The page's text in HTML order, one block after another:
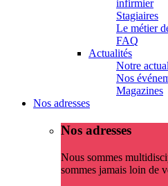
infirmier
Stagiaires
Le métier
FAQ
Actualités
Notre
Nos
Magazines
Nos adresses
Nos adresses
Nous sommes
sommes jamais loin de